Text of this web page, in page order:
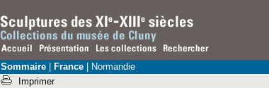
Sommaire France | Normandie
Imprimer